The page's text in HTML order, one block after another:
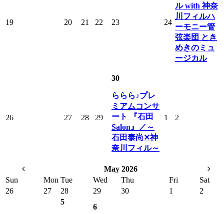
19 20 21 22 23 24
ル with 神奈
川フィルハ
ーモニー管
弦楽団 とき
めきのミュ
ージカル
26 27 28 29
30
ららら♪プレ
ミアムコンサ
ート 『石田
Salon』／～
石田泰尚✕神
奈川フィル～
1 2
May 2026
Sun
Mon Tue Wed Thu Fri
Sat
26
27 28 29 30 1 2
5
6